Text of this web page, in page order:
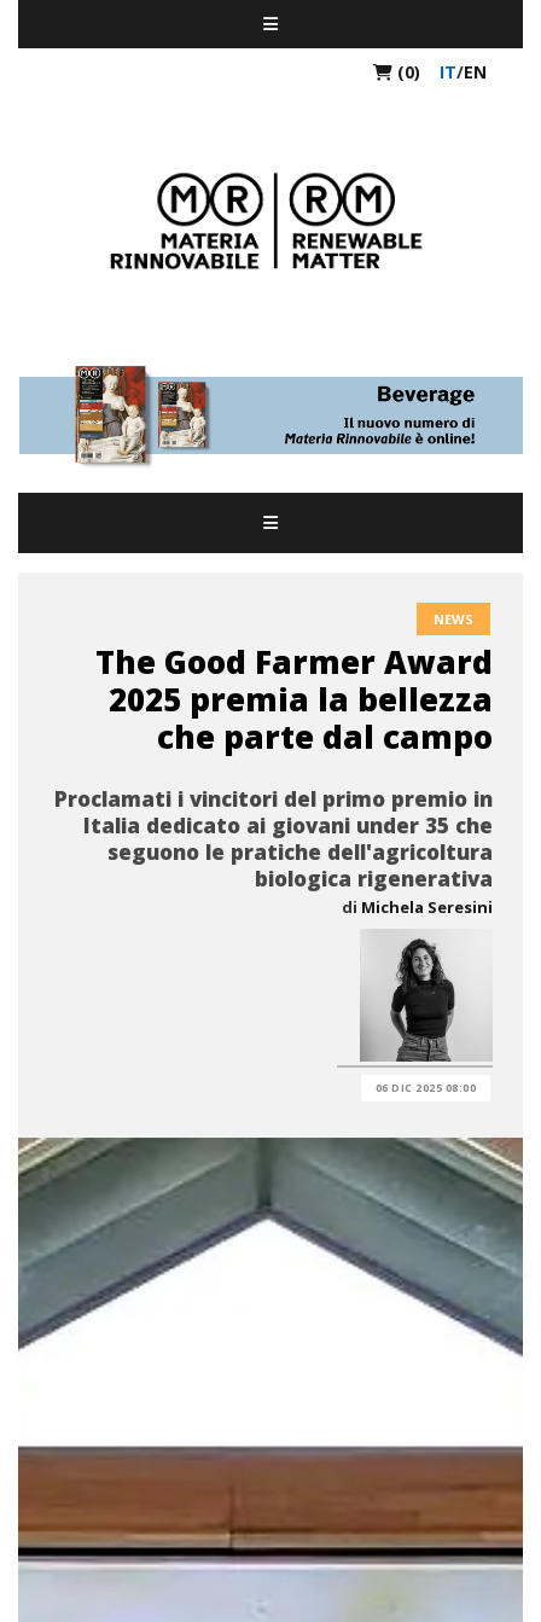
(0) IT/EN
NEWS
The Good Farmer Award
2025 premia la bellezza
che parte dal campo
Proclamati i vincitori del primo premio in
Italia dedicato ai giovani under 35 che
seguono le pratiche dell'agricoltura
biologica rigenerativa
di Michela Seresini
06 DIC 2025 08:00